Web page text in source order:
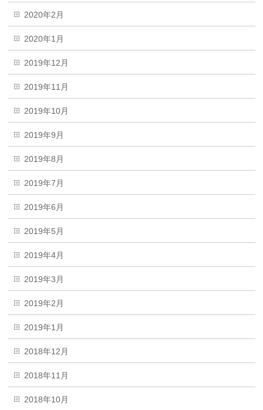
2020年2月
2020年1月
2019年12月
2019年11月
2019年10月
2019年9月
2019年8月
2019年7月
2019年6月
2019年5月
2019年4月
2019年3月
2019年2月
2019年1月
2018年12月
2018年11月
2018年10月